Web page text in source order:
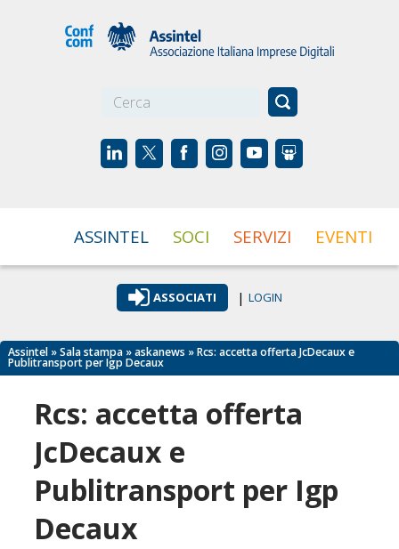
ASSINTEL SOCI SERVIZI EVENTI
ASSOCIATI | LOGIN
Assintel »Sala stampa »askanews » Rcs: accetta offerta JcDecaux e
Publitransport per Igp Decaux
Rcs: accetta offerta
JcDecaux e
Publitransport per Igp
Decaux